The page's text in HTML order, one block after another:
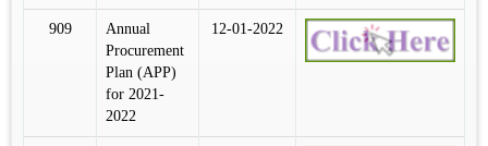
909
Annual
Procurement
Plan (APP)
for 2021-
2022
12-01-2022